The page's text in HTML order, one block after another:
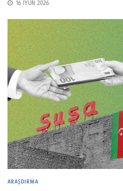
16 İYUN 2026
ARAŞDIRMA